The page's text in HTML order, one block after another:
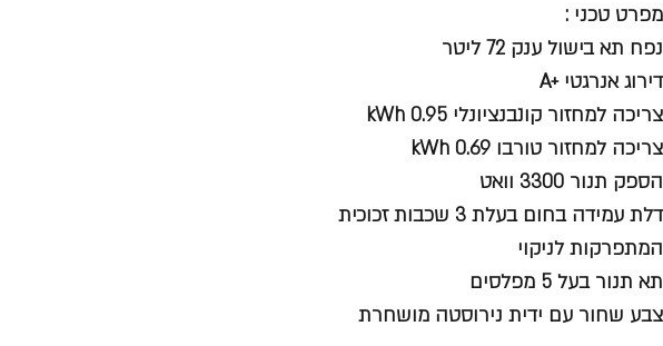
מפרט טכני :
נפח תא בישול ענק 72 ליטר
דירוג אנרגטי +A
צריכה למחזור קונבנציונלי kWh 0.95
צריכה למחזור טורבו kWh 0.69
הספק תנור 3300 וואט
דלת עמידה בחום בעלת 3 שכבות זכוכית
המתפרקות לניקוי
תא תנור בעל 5 מפלסים
צבע שחור עם ידית נירוסטה מושחרת